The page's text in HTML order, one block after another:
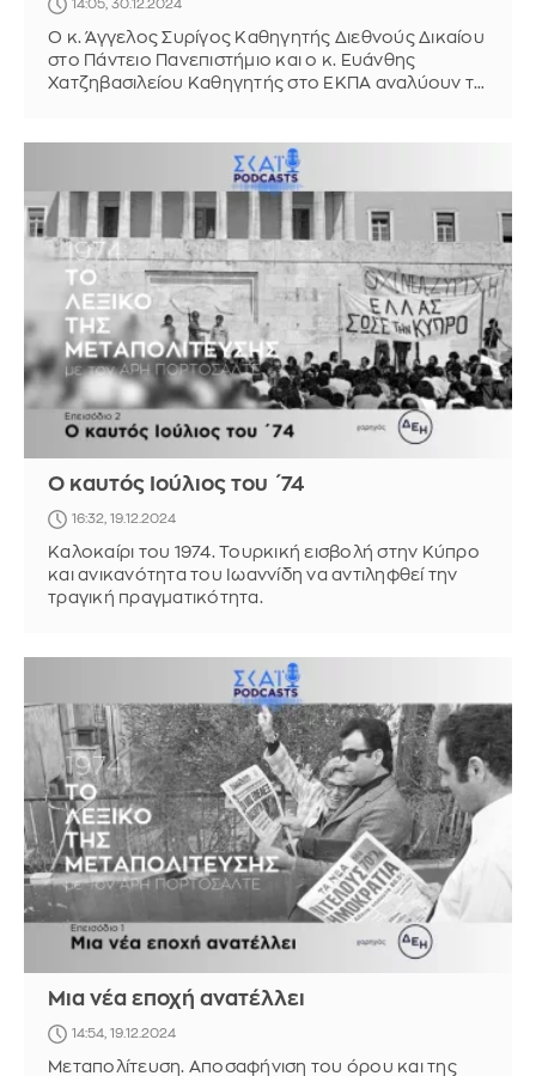
14:05, 30.12.2024
Ο κ. Άγγελος Συρίγος Καθηγητής Διεθνούς Δικαίου
στο Πάντειο Πανεπιστήμιο και ο κ. Ευάνθης
Χατζηβασιλείου Καθηγητής στο ΕΚΠΑ αναλύουν τις
Ο καυτός Ιούλιος του ΄74
16:32, 19.12.2024
Καλοκαίρι του 1974. Τουρκική εισβολή στην Κύπρο
και ανικανότητα του Ιωαννίδη να αντιληφθεί την
τραγική πραγματικότητα.
Μια νέα εποχή ανατέλλει
14:54, 19.12.2024
Μεταπολίτευση. Αποσαφήνιση του όρου και της